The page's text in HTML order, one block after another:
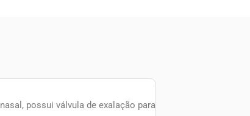
possui válvula de exalação para